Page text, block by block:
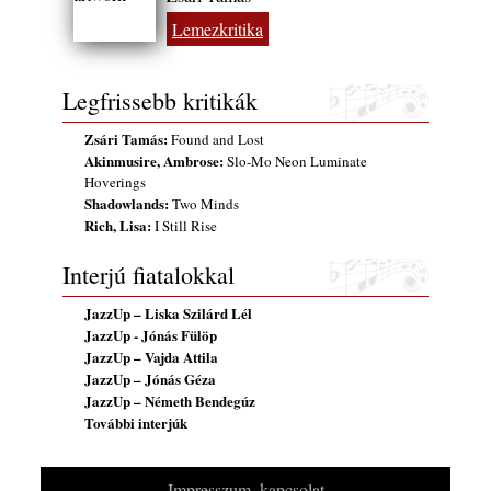
2026-os jazzfesztiválok, amelyekről én is
tudok… 18. rész: Zempléni Fesztivál
2026. augusztus 01.
Jazz-rock albumok 1986-ból - John Scofield
„Still Warm”
2026. augusztus 01.
Ma 40 éves Gyarmati Gábor és 54 éves
Florian Ross
Vér, tornádó és jazz – megjelent a Daveform
Quintet és Kurt Rosenwinkel közös
lemezének új előfutára, a Sharknado
2026. július 31.
A Grencsoport Lewis Jordan-nel a
Meseházban
Lemezkritika
Legfrissebb kritikák
Zsári Tamás:Found and Lost
Akinmusire, Ambrose:Slo-Mo Neon Luminate
Hoverings
Shadowlands:Two Minds
Rich, Lisa:I Still Rise
Interjú fiatalokkal
JazzUp – Liska Szilárd Lél
JazzUp - Jónás Fülöp
JazzUp – Vajda Attila
JazzUp – Jónás Géza
JazzUp – Németh Bendegúz
További interjúk